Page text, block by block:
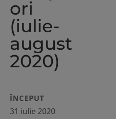
ori
(iulie-
august
2020)
ÎNCEPUT
31 iulie 2020